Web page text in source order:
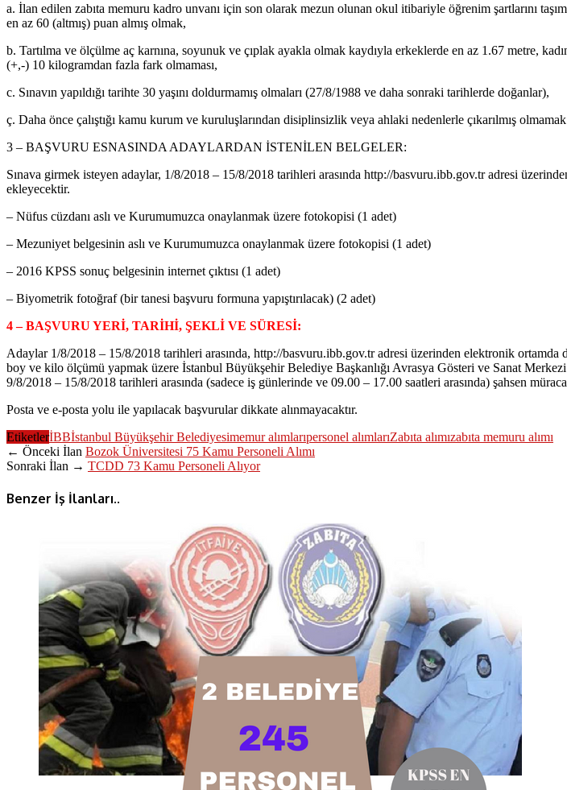
a. İlan edilen zabıta memuru kadro unvanı için son olarak mezun olunan okul itibariyle öğrenim şartlarını
en az 60 (altmış) puan almış olmak,
b. Tartılma ve ölçülme aç karnına, soyunuk ve çıplak ayakla olmak kaydıyla erkeklerde en az 1.67 metre,
(+,-) 10 kilogramdan fazla fark olmaması,
c. Sınavın yapıldığı tarihte 30 yaşını doldurmamış olmaları (27/8/1988 ve daha sonraki tarihlerde doğanlar),
ç. Daha önce çalıştığı kamu kurum ve kuruluşlarından disiplinsizlik veya ahlaki nedenlerle çıkarılmış
3 – BAŞVURU ESNASINDA ADAYLARDAN İSTENİLEN BELGELER:
Sınava girmek isteyen adaylar, 1/8/2018 – 15/8/2018 tarihleri arasında http://basvuru.ibb.gov.tr adresi
ekleyecektir.
– Nüfus cüzdanı aslı ve Kurumumuzca onaylanmak üzere fotokopisi (1 adet)
– Mezuniyet belgesinin aslı ve Kurumumuzca onaylanmak üzere fotokopisi (1 adet)
– 2016 KPSS sonuç belgesinin internet çıktısı (1 adet)
– Biyometrik fotoğraf (bir tanesi başvuru formuna yapıştırılacak) (2 adet)
4 – BAŞVURU YERİ, TARİHİ, ŞEKLİ VE SÜRESİ:
Adaylar 1/8/2018 – 15/8/2018 tarihleri arasında, http://basvuru.ibb.gov.tr adresi üzerinden elektronik
boy ve kilo ölçümü yapmak üzere İstanbul Büyükşehir Belediye Başkanlığı Avrasya Gösteri ve Sanat
9/8/2018 – 15/8/2018 tarihleri arasında (sadece iş günlerinde ve 09.00 – 17.00 saatleri arasında) şahsen
Posta ve e-posta yolu ile yapılacak başvurular dikkate alınmayacaktır.
EtiketlerİBBİstanbul Büyükşehir Belediyesimemur alımlarıpersonel alımlarıZabıta alımızabıta memuru alımı
← Önceki İlan Bozok Üniversitesi 75 Kamu Personeli Alımı
Sonraki İlan → TCDD 73 Kamu Personeli Alıyor
Benzer İş İlanları..